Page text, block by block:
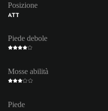
Posizione
ATT
Piede debole
Mosse abilità
Piede